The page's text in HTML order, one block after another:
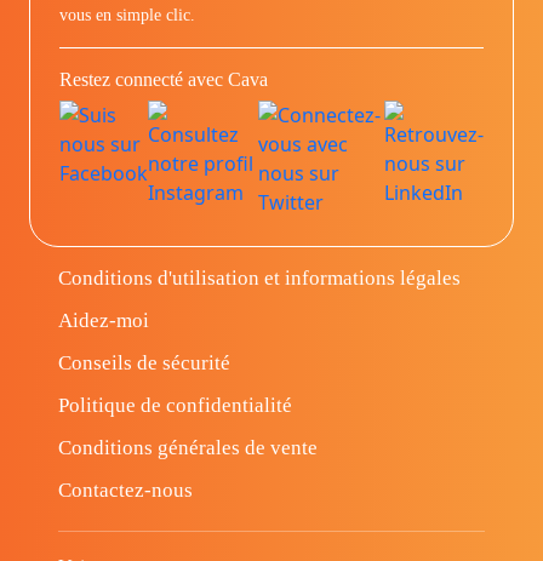
vous en simple clic.
Restez connecté avec Cava
Conditions d'utilisation et informations légales
Aidez-moi
Conseils de sécurité
Politique de confidentialité
Conditions générales de vente
Contactez-nous